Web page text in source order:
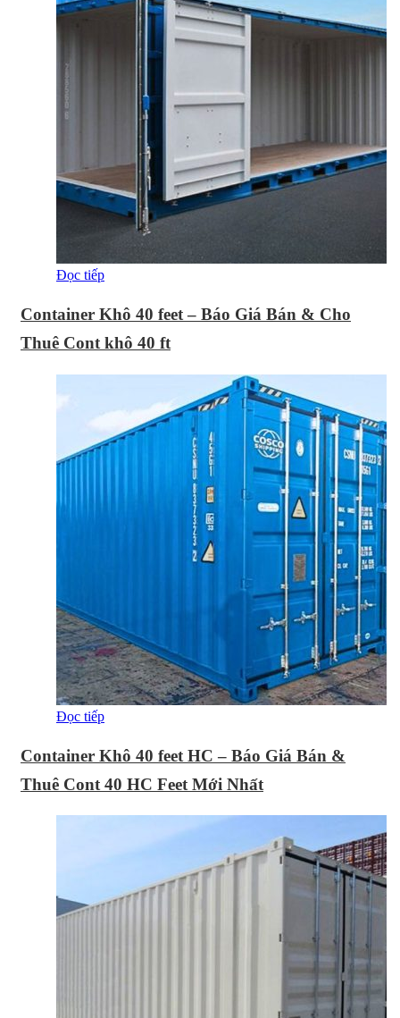
Đọc tiếp
Container Khô 40 feet – Báo Giá Bán & Cho
Thuê Cont khô 40 ft
Đọc tiếp
Container Khô 40 feet HC – Báo Giá Bán &
Thuê Cont 40 HC Feet Mới Nhất